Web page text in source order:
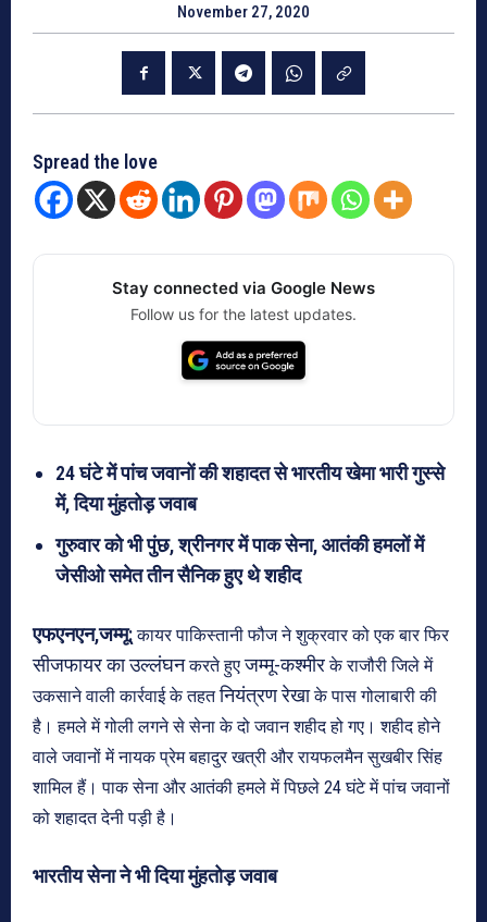
November 27, 2020
Spread the love
Stay connected via Google News
Follow us for the latest updates.
24 घंटे में पांच जवानों की शहादत से भारतीय खेमा भारी गुस्से
में, दिया मुंहतोड़ जवाब
गुरुवार को भी पुंछ, श्रीनगर में पाक सेना, आतंकी हमलों में
जेसीओ समेत तीन सैनिक हुए थे शहीद
एफएनएन,जम्मू: कायर पाकिस्तानी फौज ने शुक्रवार को एक बार फिर
सीजफायर का उल्लंघनकरते हुएजम्मू-कश्मीरके राजौरी जिले में
उकसाने वाली कार्रवाई के तहतनियंत्रण रेखाके पास गोलाबारी की
है। हमले में गोली लगने से सेना के दो जवान शहीद हो गए। शहीद होने
वाले जवानों में नायक प्रेम बहादुर खत्री और रायफलमैन सुखबीर सिंह
शामिल हैं। पाक सेना और आतंकी हमले में पिछले 24 घंटे में पांच जवानों
को शहादत देनी पड़ी है।
भारतीय सेना ने भी दिया मुंहतोड़ जवाब